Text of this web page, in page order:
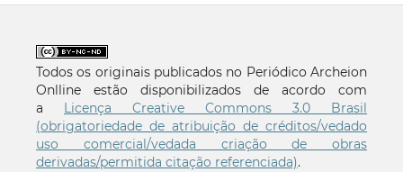
Todos os originais publicados no Periódico Archeion
Onlline estão disponibilizados de acordo com
a Licença Creative Commons 3.0 Brasil
(obrigatoriedade de atribuição de créditos/vedado
uso comercial/vedada criação de obras
derivadas/permitida citação referenciada).